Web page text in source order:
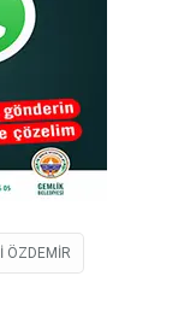
ÖZDEMIR